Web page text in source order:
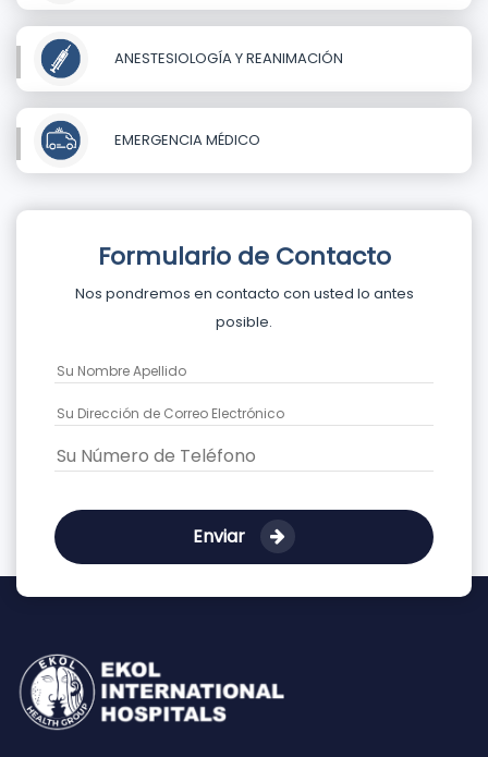
ANESTESIOLOGÍA Y REANIMACIÓN
EMERGENCIA MÉDICO
Formulario de Contacto
Nos pondremos en contacto con usted lo antes
posible.
Enviar